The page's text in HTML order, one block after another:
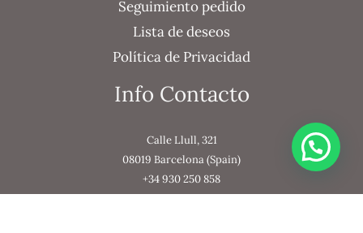
Seguimiento pedido
Lista de deseos
Política de Privacidad
Info Contacto
Calle Llull, 321
08019 Barcelona (Spain)
+34 930 250 858
+34 644 896 111